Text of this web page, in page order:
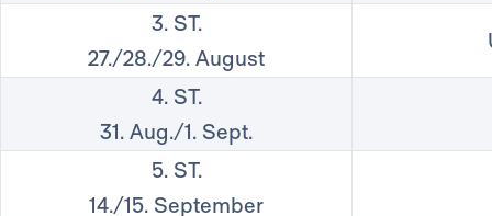
3. ST.
27./28./29. August
4. ST.
31. Aug./1. Sept.
5. ST.
14./15. September